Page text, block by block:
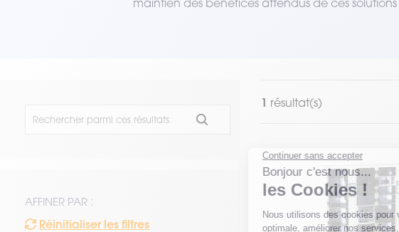
VOIR TOUT LE MATÉRIELmaintien des bénéfices attendus de ces solutions
AFFINER PAR :
Réinitialiser les filtres
1 résultat(s)